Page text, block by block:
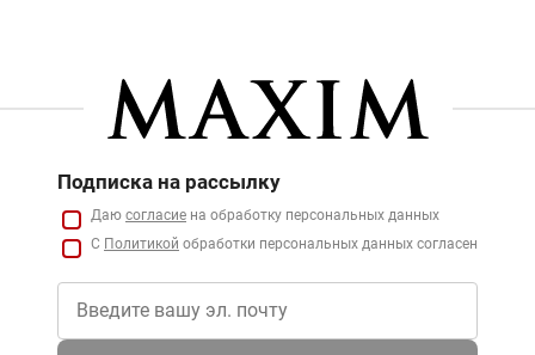
Подписка на рассылку
Даю согласие на обработку персональных данных
С Политикой обработки персональных данных согласен